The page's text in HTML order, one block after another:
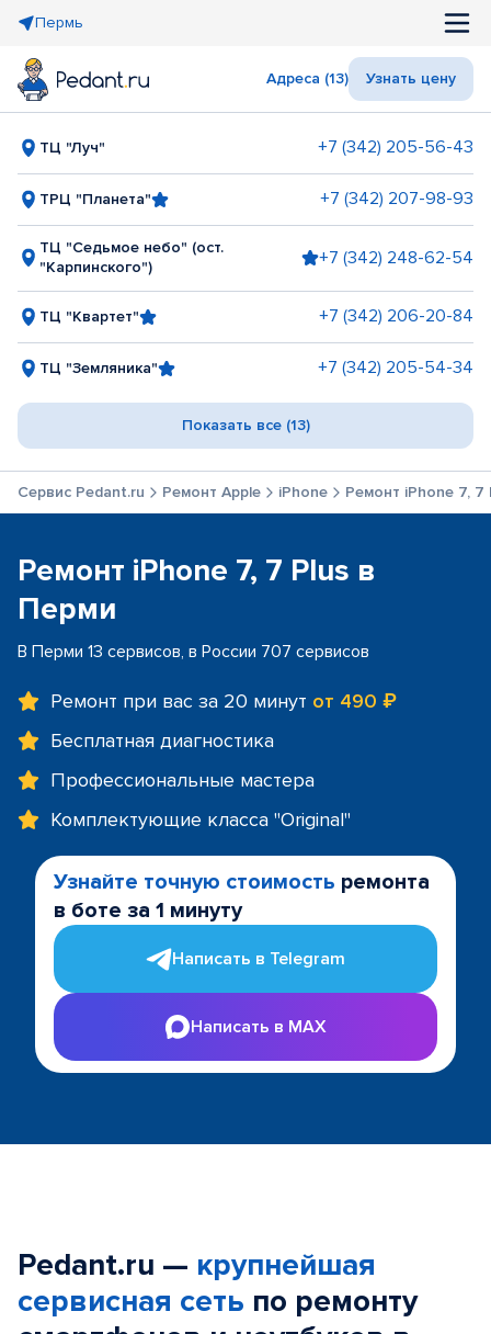
Пермь
Адреса (13) Узнать цену
ТЦ "Луч" +7 (342) 205-56-43
ТРЦ "Планета" +7 (342) 207-98-93
ТЦ "Седьмое небо" (ост.
"Карпинского")
+7 (342) 248-62-54
ТЦ "Квартет" +7 (342) 206-20-84
ТЦ "Земляника" +7 (342) 205-54-34
Показать все (13)
Сервис Pedant.ru Ремонт Apple iPhone Ремонт iPhone 7, 7
Ремонт iPhone 7, 7 Plus в
Перми
В Перми 13 сервисов, в России 707 сервисов
Ремонт при вас за 20 минут от 490 ₽
Бесплатная диагностика
Профессиональные мастера
Комплектующие класса "Original"
Узнайте точную стоимость ремонта
в боте за 1 минуту
Написать в Telegram
Написать в MAX
Pedant.ru — крупнейшая
сервисная сеть по ремонту